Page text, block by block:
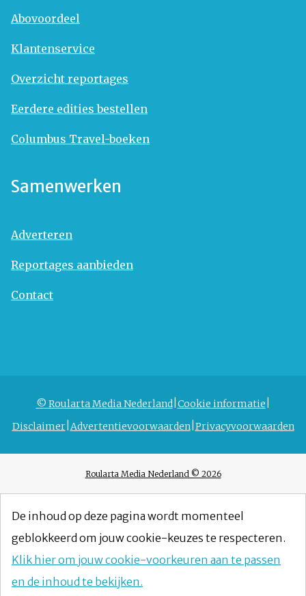
Abovoordeel
Klantenservice
Overzicht reportages
Eerdere edities bestellen
Columbus Travel-boeken
Samenwerken
Adverteren
Reportages aanbieden
Contact
© Roularta Media Nederland Cookie informatie
Disclaimer Advertentievoorwaarden Privacyvoorwaarden
Roularta Media Nederland © 2026
De inhoud op deze pagina wordt momenteel
geblokkeerd om jouw cookie-keuzes te respecteren.
Klik hier om jouw cookie-voorkeuren aan te passen
en de inhoud te bekijken.